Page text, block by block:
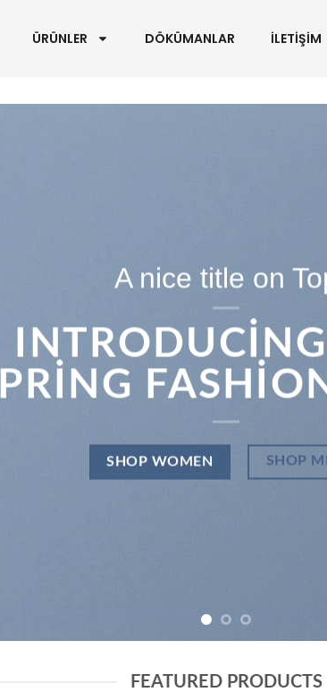
ÜRÜNLER DÖKÜMANLAR İLETİŞİM
A nice title on
SHOP WOMEN SHOP
FEATURED PRODUCTS